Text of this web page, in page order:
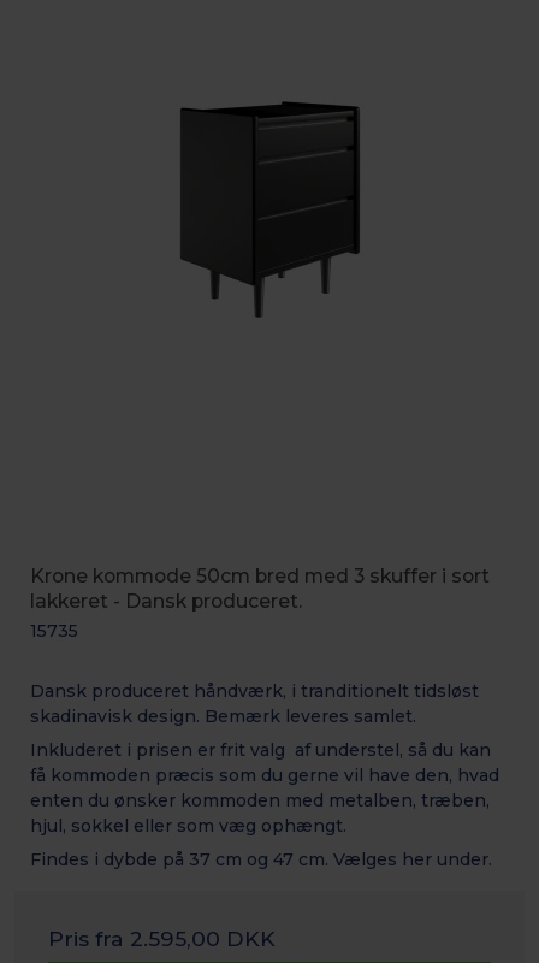
Krone kommode 50cm bred med 3 skuffer i sort
lakkeret - Dansk produceret.
15735
Dansk produceret håndværk, i tranditionelt tidsløst
skadinavisk design. Bemærk leveres samlet.
Inkluderet i prisen er frit valg af understel, så du kan
få kommoden præcis som du gerne vil have den, hvad
enten du ønsker kommoden med metalben, træben,
hjul, sokkel eller som væg ophængt.
Findes i dybde på 37 cm og 47 cm. Vælges her under.
Pris fra 2.595,00 DKK